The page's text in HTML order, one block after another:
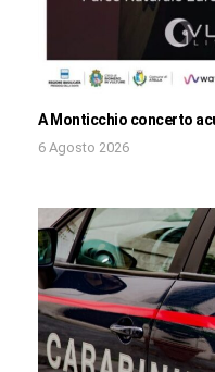
A Monticchio concerto
6 Agosto 2026